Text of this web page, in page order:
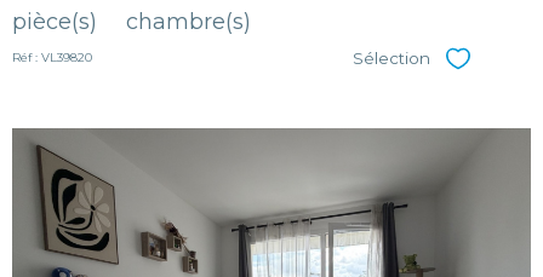
pièce(s) chambre(s)
Réf : VL39820 Sélection Sélectionner